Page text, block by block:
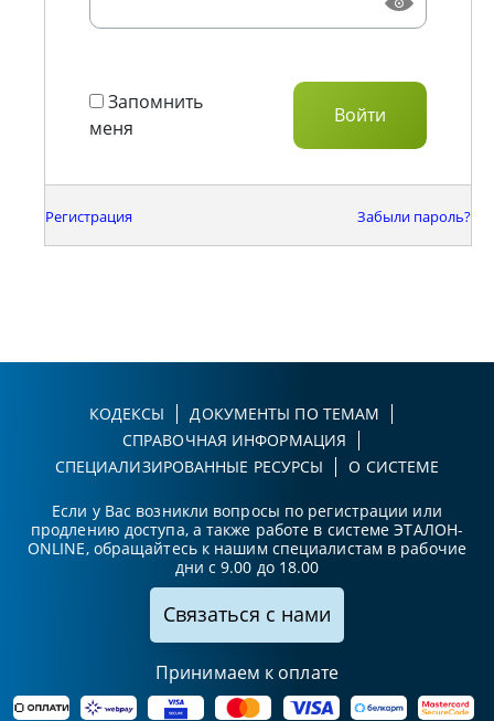
Запомнить
меня
Регистрация Забыли пароль?
КОДЕКСЫ
ДОКУМЕНТЫ ПО ТЕМАМ
СПРАВОЧНАЯ ИНФОРМАЦИЯ
СПЕЦИАЛИЗИРОВАННЫЕ РЕСУРСЫ
О СИСТЕМЕ
Если у Вас возникли вопросы по регистрации или
продлению доступа, а также работе в системе ЭТАЛОН-
ONLINE, обращайтесь к нашим специалистам в рабочие
дни с 9.00 до 18.00
Связаться с нами
Принимаем к оплате